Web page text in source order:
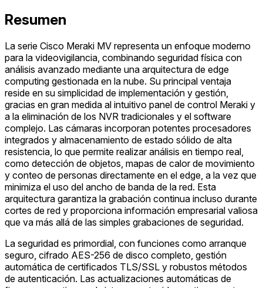
Resumen
La serie Cisco Meraki MV representa un enfoque moderno
para la videovigilancia, combinando seguridad física con
análisis avanzado mediante una arquitectura de edge
computing gestionada en la nube. Su principal ventaja
reside en su simplicidad de implementación y gestión,
gracias en gran medida al intuitivo panel de control Meraki y
a la eliminación de los NVR tradicionales y el software
complejo. Las cámaras incorporan potentes procesadores
integrados y almacenamiento de estado sólido de alta
resistencia, lo que permite realizar análisis en tiempo real,
como detección de objetos, mapas de calor de movimiento
y conteo de personas directamente en el edge, a la vez que
minimiza el uso del ancho de banda de la red. Esta
arquitectura garantiza la grabación continua incluso durante
cortes de red y proporciona información empresarial valiosa
que va más allá de las simples grabaciones de seguridad.
La seguridad es primordial, con funciones como arranque
seguro, cifrado AES-256 de disco completo, gestión
automática de certificados TLS/SSL y robustos métodos
de autenticación. Las actualizaciones automáticas de